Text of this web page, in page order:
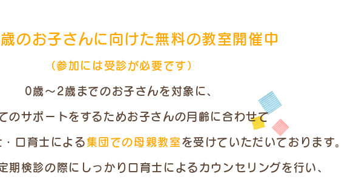
のお子さんに向けた無料の教室開催中
（参加には受診が必要です）
0歳～2歳までのお子さんを対象に、
のサポートをするためお子さんの月齢に合わせて
口育士による 集団での母親教室 を受けていただいております。
期検診の際にしっかり口育士によるカウンセリングを行い、